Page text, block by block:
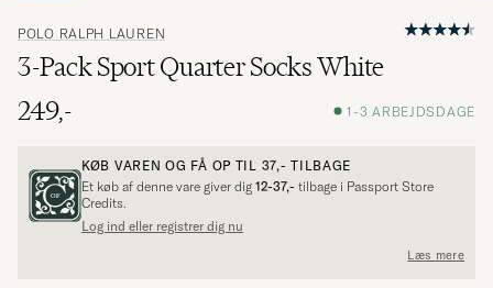
POLO RALPH LAUREN
3-Pack Sport Quarter Socks White
249,-
1-3 ARBEJDSDAGE
KØB VAREN OG FÅ OP TIL 37,- TILBAGE
Et køb af denne vare giver dig 12-37,- tilbage i Passport Store
Credits.
Log ind eller registrer dig nu
Læs mere